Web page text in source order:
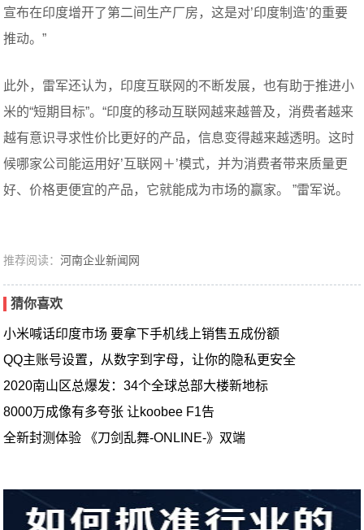
宣布在印度增开了第二间生产厂房，这是对’印度制造’的重要
推动。”
此外，雷军还认为，印度互联网的不断发展，也有助于推进小
米的“短期目标”。“印度的移动互联网越来越普及，消费者越来
越有意识寻求性价比更好的产品，信息变得越来越透明。这时
候哪家公司能运用好’互联网＋’模式，并为消费者带来质量更
好、价格更便宜的产品，它就能成为市场的赢家。 ”雷军说。
推荐阅读：河南企业新闻网
猜你喜欢
小米喊话印度市场 要拿下手机线上销售五成份额
QQ主账号设置，从数字到字母，让你的隐私更安全
2020南山区总爆发：34个全球总部大楼新地标
8000万成像有多夸张 让koobee F1告
全新封测体验 《刀剑乱舞-ONLINE-》双端